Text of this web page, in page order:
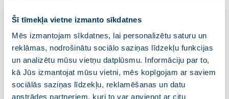
Šī tīmekļa vietne izmanto sīkdatnes
Mēs izmantojam sīkdatnes, lai personalizētu saturu un
reklāmas, nodrošinātu sociālo saziņas līdzekļu funkcijas
un analizētu mūsu vietņu datplūsmu. Informāciju par to,
kā Jūs izmantojat mūsu vietni, mēs kopīgojam ar saviem
sociālās saziņas līdzekļu, reklamēšanas un datu
apstrādes partneriem, kuri to var apvienot ar citu
veikta pirms diviem gadiem, apstiprina, ka Rēzeknes
valsts pilsētas vadītājiem sociāla joma nebūt nav
prioritāte, jo tikai 10 % iedzīvotāji ir norādījuši, ka viņus
sociālie pakalpojumi Rēzeknes pilsētā apmierina, bet
30% drīzāk apmierina.